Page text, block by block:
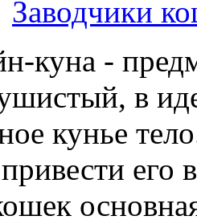
Заводчики
куна -
в
кунье
его